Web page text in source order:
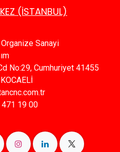
(İSTANBUL)
Organize Sanayi
Cumhuriyet 41455
19 00